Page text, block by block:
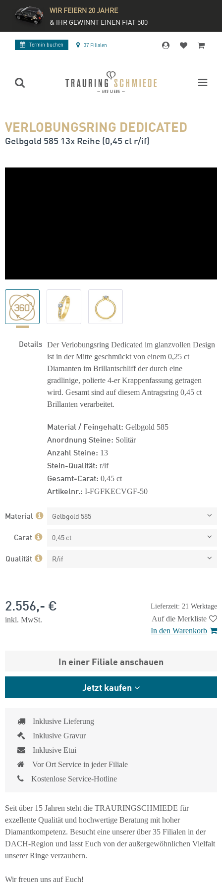
WIR FEIERN 20 JAHRE
& IHR GEWINNT EINEN FIAT 500
Termin buchen 37 Filialen
VERLOBUNGSRING DEDICATED
Gelbgold 585 13x Reihe (0,45 ct r/if)
Details Der Verlobungsring Dedicated im glanzvollen Design
ist in der Mitte geschmückt von einem 0,25 ct
Diamanten im Brillantschliff der durch eine
gradlinige, polierte 4-er Krappenfassung getragen
wird. Gesamt sind auf diesem Antragsring 0,45 ct
Brillanten verarbeitet.
Material / Feingehalt: Gelbgold 585
Anordnung Steine: Solitär
Anzahl Steine: 13
Stein-Qualität: r/if
Gesamt-Carat: 0,45 ct
Artikelnr.: I-FGFKECVGF-50
Material Gelbgold 585
Carat 0,45 ct
Qualität R/if
Lieferzeit: 21 Werktage
2.556,- €
inkl. MwSt.
Auf die Merkliste
In den Warenkorb
In einer Filiale anschauen
Jetzt kaufen
Inklusive Lieferung
Inklusive Gravur
Inklusive Etui
Vor Ort Service in jeder Filiale
Kostenlose Service-Hotline
Seit über 15 Jahren steht die TRAURINGSCHMIEDE für
exzellente Qualität und hochwertige Beratung mit hoher
Diamantkompetenz. Besucht eine unserer über 35 Filialen in der
DACH-Region und lasst Euch von der außergewöhnlichen Vielfalt
unserer Ringe verzaubern.
Wir freuen uns auf Euch!